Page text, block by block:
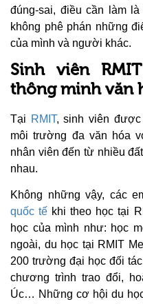
đúng-sai, điều cần làm
không phê phán những
của mình và người khác.
Sinh viên
thông minh văn
Tại RMIT, sinh viên
môi trường đa văn hóa
nhân viên đến từ nhiều
nhau.
Không những vậy, các
quốc tế khi theo học tại
học của mình như: học
ngoài, du học tại RMIT
200 trường đại học đối
chương trình trao đổi,
Úc… Những cơ hội du